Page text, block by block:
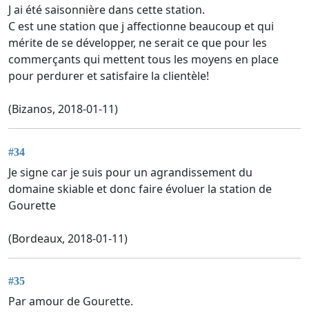
J ai été saisonnière dans cette station.
C est une station que j affectionne beaucoup et qui
mérite de se développer, ne serait ce que pour les
commerçants qui mettent tous les moyens en place
pour perdurer et satisfaire la clientèle!
(Bizanos, 2018-01-11)
#34
Je signe car je suis pour un agrandissement du
domaine skiable et donc faire évoluer la station de
Gourette
(Bordeaux, 2018-01-11)
#35
Par amour de Gourette.